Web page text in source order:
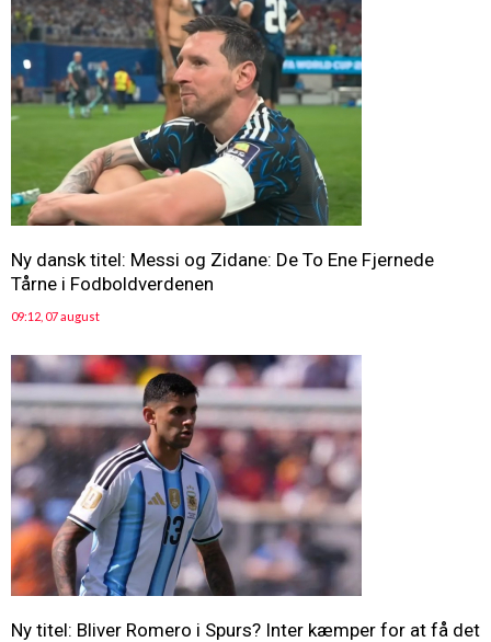
Ny dansk titel: Messi og Zidane: De To Ene Fjernede
Tårne i Fodboldverdenen
09:12, 07 august
Ny titel: Bliver Romero i Spurs? Inter kæmper for at få det